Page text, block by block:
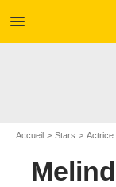
menu
Accueil Stars Actrice